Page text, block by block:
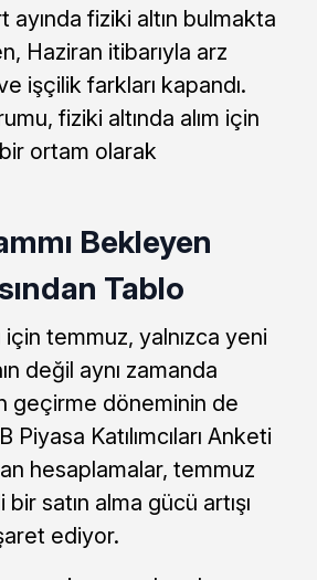
ayında fiziki altın bulmakta
Haziran itibarıyla arz
işçilik farkları kapandı.
fiziki altında alım için
ortam olarak
Bekleyen
Tablo
için temmuz, yalnızca yeni
değil aynı zamanda
geçirme döneminin de
Piyasa Katılımcıları Anketi
hesaplamalar, temmuz
bir satın alma gücü artışı
ediyor.